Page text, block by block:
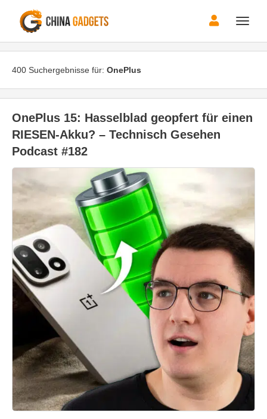
Toggle
400 Suchergebnisse für: OnePlus
OnePlus 15: Hasselblad geopfert für einen
RIESEN-Akku? – Technisch Gesehen
Podcast #182